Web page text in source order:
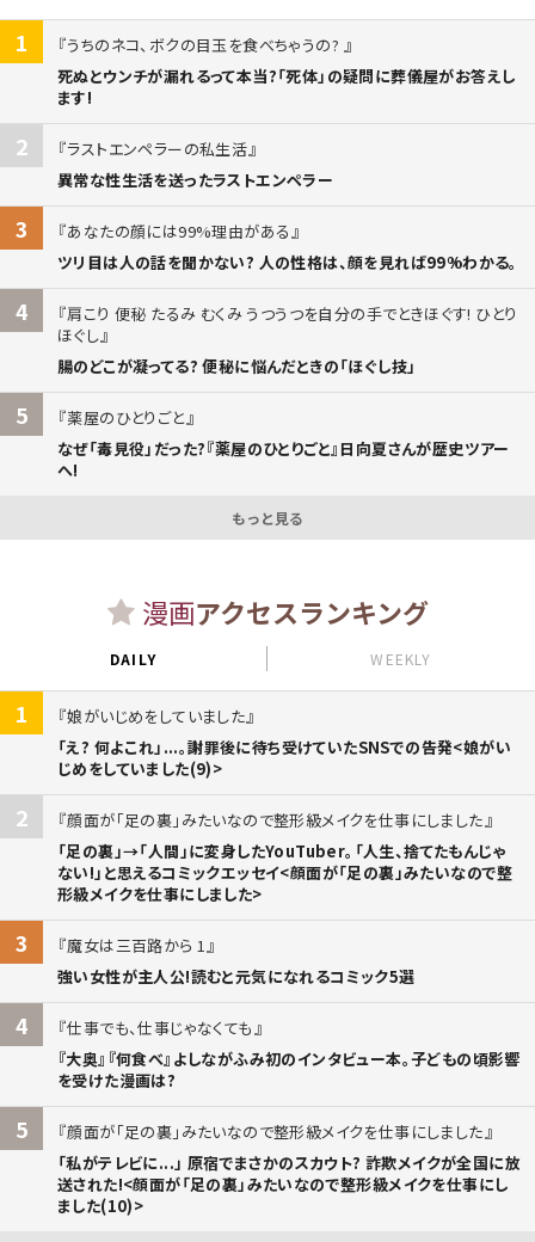
1
うちのネコ、ボクの目玉を食べちゃうの?
死ぬとウンチが漏れるって本当?「死体」の疑問に葬儀屋がお答えし
ます!
2
ラストエンペラーの私生活
異常な性生活を送ったラストエンペラー
3
あなたの顔には99%理由がある
ツリ目は人の話を聞かない? 人の性格は、顔を見れば99%わかる。
4
肩こり 便秘 たるみ むくみ うつうつを自分の手でときほぐす! ひとり
ほぐし
腸のどこが凝ってる? 便秘に悩んだときの「ほぐし技」
5
薬屋のひとりごと
なぜ「毒見役」だった?『薬屋のひとりごと』日向夏さんが歴史ツアー
へ!
もっと見る
漫画アクセスランキング
DAILY WEEKLY
1
娘がいじめをしていました
「え? 何よこれ」...。謝罪後に待ち受けていたSNSでの告発<娘がい
じめをしていました(9)>
2
顔面が「足の裏」みたいなので整形級メイクを仕事にしました
「足の裏」→「人間」に変身したYouTuber。「人生、捨てたもんじゃ
ない!」と思えるコミックエッセイ<顔面が「足の裏」みたいなので整
形級メイクを仕事にしました>
3
魔女は三百路から 1
強い女性が主人公!読むと元気になれるコミック5選
4
仕事でも、仕事じゃなくても
『大奥』『何食べ』よしながふみ初のインタビュー本。子どもの頃影響
を受けた漫画は?
5
顔面が「足の裏」みたいなので整形級メイクを仕事にしました
「私がテレビに...」 原宿でまさかのスカウト? 詐欺メイクが全国に放
送された!<顔面が「足の裏」みたいなので整形級メイクを仕事にし
ました(10)>